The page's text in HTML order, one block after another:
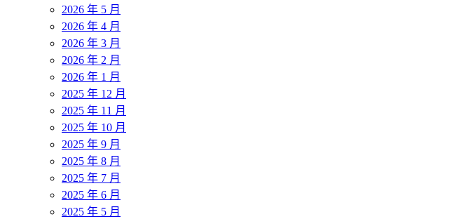
2026 年 5 月
2026 年 4 月
2026 年 3 月
2026 年 2 月
2026 年 1 月
2025 年 12 月
2025 年 11 月
2025 年 10 月
2025 年 9 月
2025 年 8 月
2025 年 7 月
2025 年 6 月
2025 年 5 月